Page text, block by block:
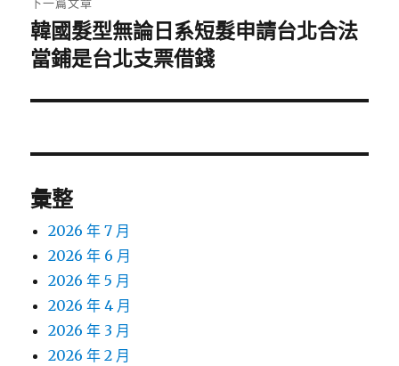
下
一
文
韓國髮型無論日系短髮申請台北合法
當鋪是台北支票借錢
彙整
2026 年 7 月
2026 年 6 月
2026 年 5 月
2026 年 4 月
2026 年 3 月
2026 年 2 月